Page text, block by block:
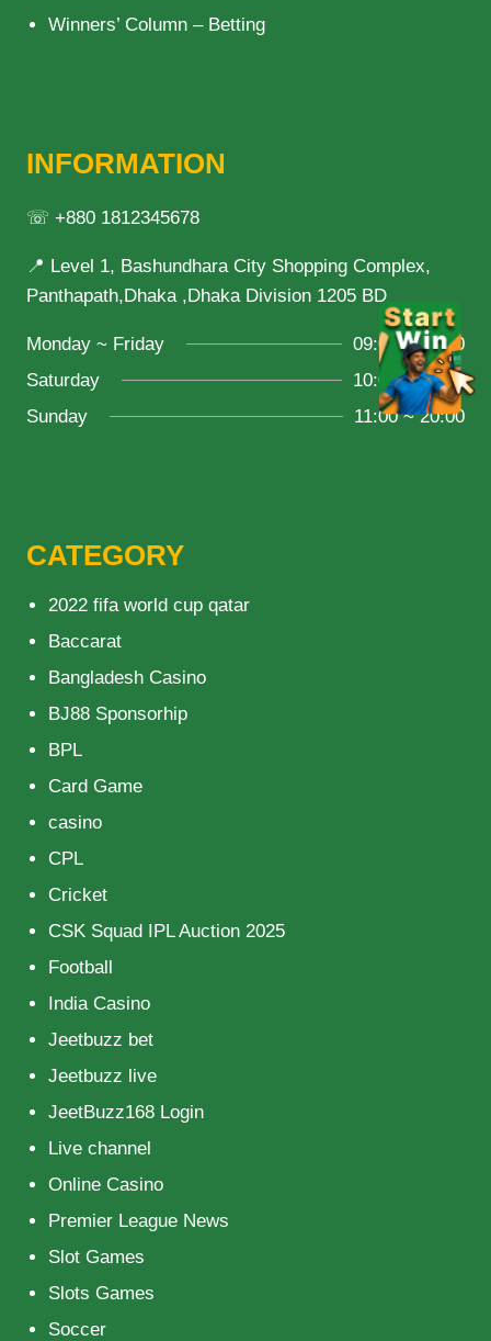
Winners’ Column – Betting
INFORMATION
☏ +880 1812345678
📍 Level 1, Bashundhara City Shopping Complex,
Panthapath,Dhaka ,Dhaka Division 1205 BD
Monday ~ Friday
09:00 ~ 21:00
Saturday
10:00 ~ 18:00
Sunday
11:00 ~ 20:00
CATEGORY
2022 fifa world cup qatar
Baccarat
Bangladesh Casino
BJ88 Sponsorhip
BPL
Card Game
casino
CPL
Cricket
CSK Squad IPL Auction 2025
Football
India Casino
Jeetbuzz bet
Jeetbuzz live
JeetBuzz168 Login
Live channel
Online Casino
Premier League News
Slot Games
Slots Games
Soccer